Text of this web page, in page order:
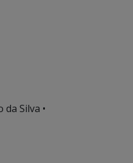
Silva •